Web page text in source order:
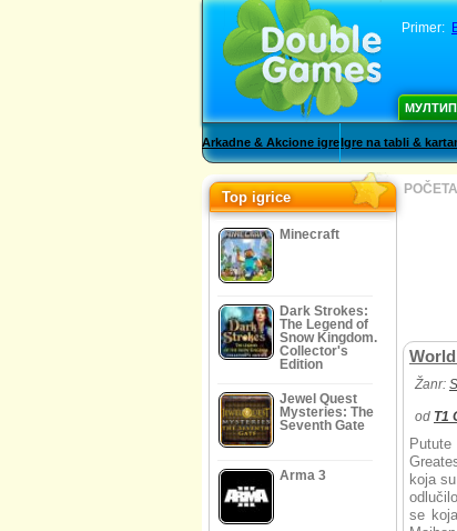
Primer:
Arkadne & Akcione igreIgre na tabli &
Top igrice
Minecraft
Dark Strokes:
The Legend of
Snow Kingdom.
Collector's
Edition
Jewel Quest
Mysteries: The
Seventh Gate
Arma 3
Žanr:
od T1
koja
se